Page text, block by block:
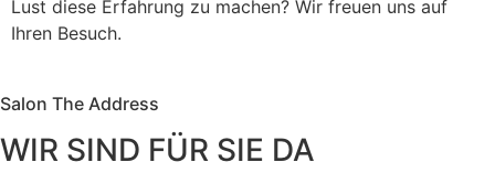
Lust diese Erfahrung zu machen? Wir freuen uns auf
Ihren Besuch.
Salon The Address
WIR SIND FÜR SIE DA